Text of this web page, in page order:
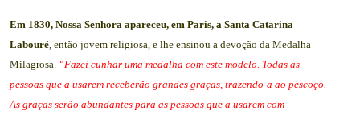
Em 1830, Nossa Senhora apareceu, em Paris, a Santa Catarina
Labouré , então jovem religiosa, e lhe ensinou a devoção da Medalha
Milagrosa. “Fazei cunhar uma medalha com este modelo. Todas as
pessoas que a usarem receberão grandes graças, trazendo-a ao pescoço.
As graças serão abundantes para as pessoas que a usarem com